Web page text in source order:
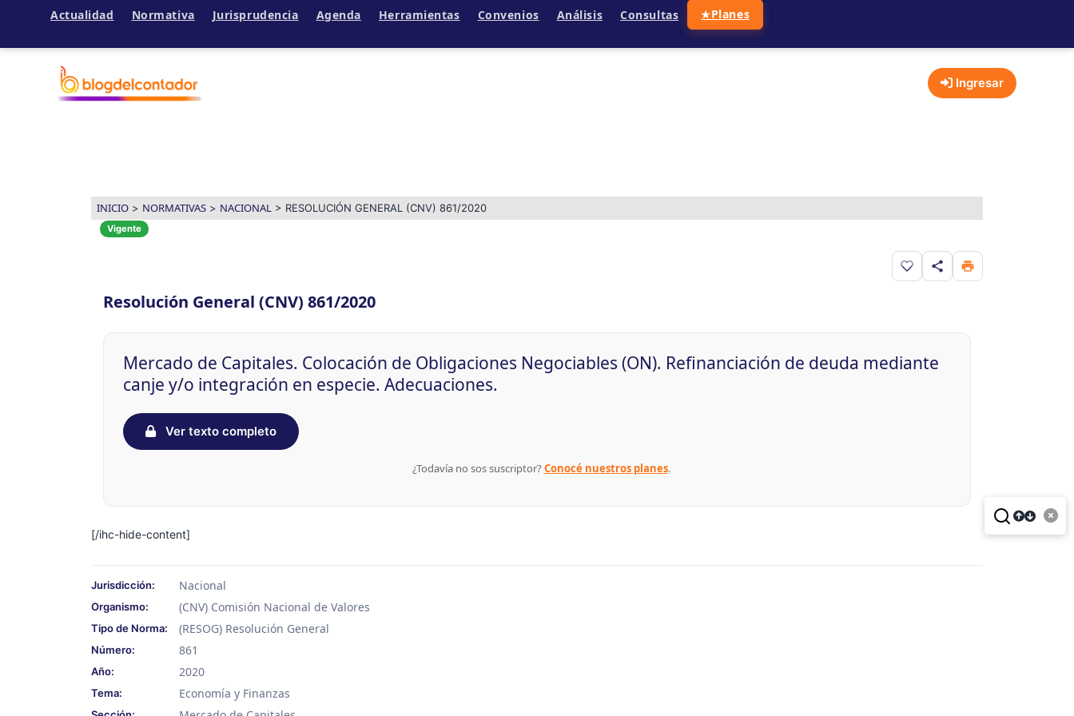
Actualidad Normativa Jurisprudencia Agenda Herramientas Convenios Análisis Consultas ★Planes
Ingresar
INICIO > NORMATIVAS > NACIONAL > RESOLUCIÓN GENERAL (CNV) 861/2020
Vigente
Guardar en favoritos
Resolución General (CNV) 861/2020
Mercado de Capitales. Colocación de Obligaciones Negociables (ON). Refinanciación de deuda mediante
canje y/o integración en especie. Adecuaciones.
Ver texto completo
¿Todavía no sos suscriptor?Conocé nuestros planes.
[/ihc-hide-content]
Jurisdicción: Nacional
Organismo: (CNV) Comisión Nacional de Valores
Tipo de Norma: (RESOG) Resolución General
Número: 861
Año: 2020
Tema: Economía y Finanzas